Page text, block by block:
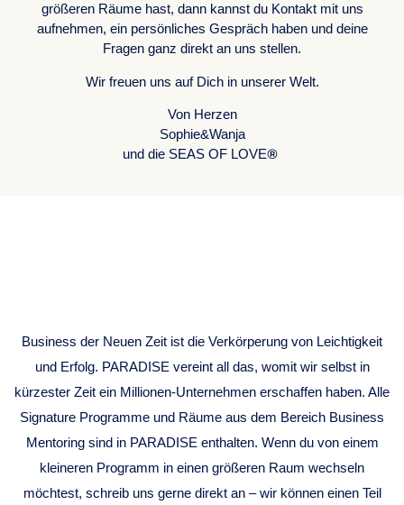
größeren Räume hast, dann kannst du Kontakt mit uns
aufnehmen, ein persönliches Gespräch haben und deine
Fragen ganz direkt an uns stellen.
Wir freuen uns auf Dich in unserer Welt.
Von Herzen
Sophie&Wanja
und die SEAS OF LOVE®
Business der Neuen Zeit ist die Verkörperung von Leichtigkeit
und Erfolg. PARADISE vereint all das, womit wir selbst in
kürzester Zeit ein Millionen-Unternehmen erschaffen haben. Alle
Signature Programme und Räume aus dem Bereich Business
Mentoring sind in PARADISE enthalten. Wenn du von einem
kleineren Programm in einen größeren Raum wechseln
möchtest, schreib uns gerne direkt an – wir können einen Teil